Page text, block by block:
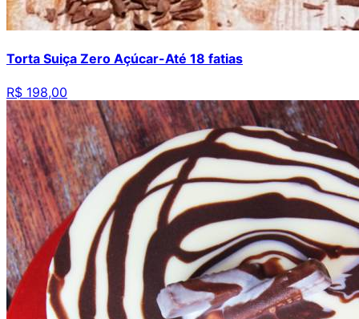
Torta Suiça Zero Açúcar-Até 18 fatias
R$ 198,00